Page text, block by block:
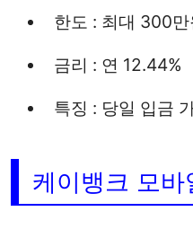
한도 : 최대 300만
금리 : 연 12.44%
특징 : 당일 입금
케이뱅크 모